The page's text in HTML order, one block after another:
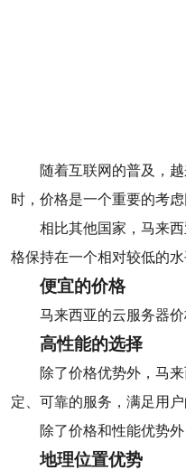
随着互联网的普及，
时，价格是一个重要的考虑
相比其他国家，马来
格保持在一个相对较低的水
便宜的价格
马来西亚的云服务器
高性能的选择
除了价格优势外，马
定、可靠的服务，满足用户
除了价格和性能优势
地理位置优势